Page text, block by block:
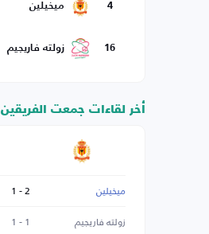
4 ميخيلين
16 زولته فاريجيم
أخر لقاءات جمعت الفريقين
ميخيلين 2 - 1
زولته فاريجيم
1 - 1